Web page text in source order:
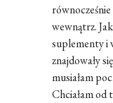
wewnątrz.
suplementy i
znajdowały
musiałam
Chciałam od